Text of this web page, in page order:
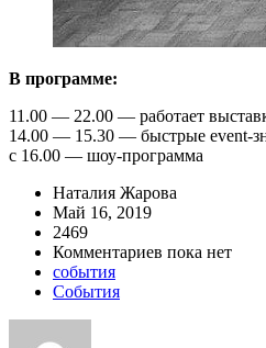
В программе:
11.00 — 22.00 — работает
14.00 — 15.30 — быстрые event-
с 16.00 — шоу-программа
Наталия Жарова
Май 16, 2019
2469
Комментариев пока нет
события
События